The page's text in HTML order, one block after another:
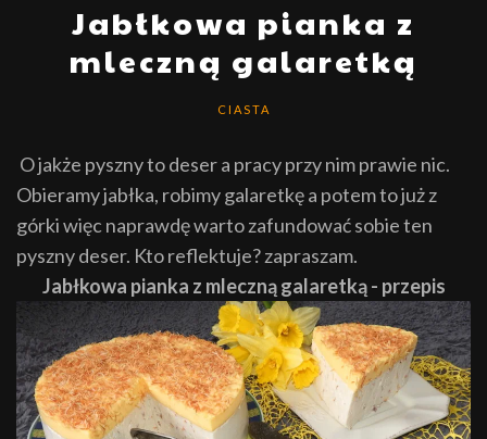
Jabłkowa pianka z
mleczną galaretką
CIASTA
O jakże pyszny to deser a pracy przy nim prawie nic.
Obieramy jabłka, robimy galaretkę a potem to już z
górki więc naprawdę warto zafundować sobie ten
pyszny deser. Kto reflektuje? zapraszam.
Jabłkowa pianka z mleczną galaretką - przepis